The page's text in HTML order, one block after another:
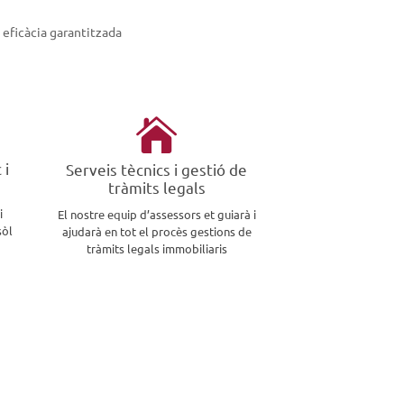
eficàcia garantitzada
i

Serveis tècnics i gestió de
tràmits legals
El nostre equip d’assessors et guiarà i
ajudarà en tot el procès gestions de
tràmits legals immobiliaris